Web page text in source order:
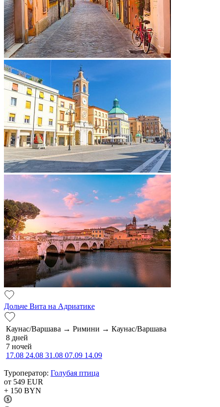
Дольче Вита на Адриатике
Каунас/Варшава → Римини → Каунас/Варшава
8 дней
7 ночей
17.08 24.08 31.08 07.09 14.09
Туроператор: Голубая птица
от 549 EUR
+ 150 BYN